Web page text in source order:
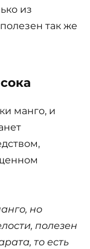
из
так же
манго, и
но
полезен
то есть